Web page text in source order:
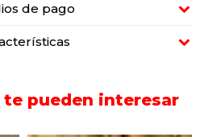
de pago
pueden interesar